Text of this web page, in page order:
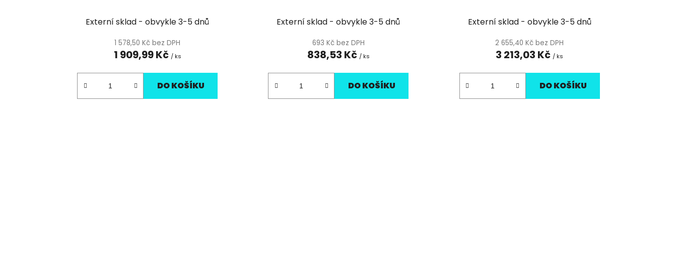
Externí sklad - obvykle 3-5 dnů
1 578,50 Kč bez DPH
1 909,99 Kč / ks
DO KOŠÍKU
Externí sklad - obvykle 3-5 dnů
693 Kč bez DPH
838,53 Kč / ks
DO KOŠÍKU
Externí sklad - obvykle 3-5 dnů
2 655,40 Kč bez DPH
3 213,03 Kč / ks
DO KOŠÍKU